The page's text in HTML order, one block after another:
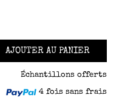
AJOUTER AU PANIER
Échantillons offerts
4 fois sans frais